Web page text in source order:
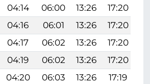
04:14 06:00 13:26 17:20
04:16 06:01 13:26 17:20
04:17 06:02 13:26 17:20
04:19 06:02 13:26 17:20
04:20 06:03 13:26 17:19